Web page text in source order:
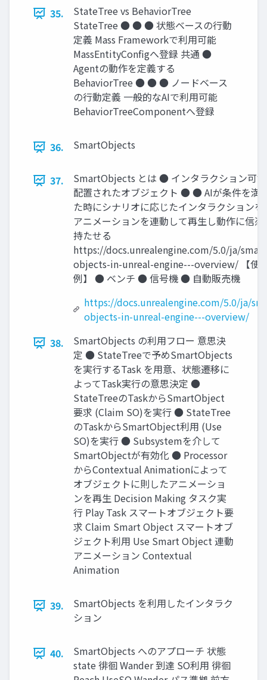
35.
StateTree vs BehaviorTree
StateTree ● ● ● 状態ベースの行動
定義 Mass Frameworkで利用可能
MassEntityConﬁgへ登録 共通 ●
Agentの動作を定義する
BehaviorTree ● ● ● ノードベース
の行動定義 一般的なAIで利用可能
BehaviorTreeComponentへ登録
36. SmartObjects
37.
SmartObjects とは ● インタラクション可
配置されたオブジェクト ● ● AIが条件を満
た時にシナリオに応じたインタラクションを
アニメーションを連動して再生し動作に信憑
持たせる
https://docs.unrealengine.com/5.0/ja/
objects-in-unreal-engine---overview/ 【使
例】 ● ベンチ ● 信号機 ● 自動販売機
https://docs.unrealengine.com/5.0/ja/
objects-in-unreal-engine---overview/
38.
SmartObjects の利用フロー 意思決
定 ● StateTreeで予めSmartObjects
を実行するTask を用意、状態遷移に
よってTask実行の意思決定 ●
StateTreeのTaskからSmartObject
要求 (Claim SO)を実行 ● StateTree
のTaskからSmartObject利用 (Use
SO)を実行 ● Subsystemを介して
SmartObjectが有効化 ● Processor
からContextual Animationによって
オブジェクトに則したアニメーショ
ンを再生 Decision Making タスク実
行 Play Task スマートオブジェクト要
求 Claim Smart Object スマートオブ
ジェクト利用 Use Smart Object 連動
アニメーション Contextual
Animation
39.
SmartObjects を利用したインタラク
ション
40.
SmartObjects へのアプローチ 状態
state 徘徊 Wander 到達 SO利用 徘徊